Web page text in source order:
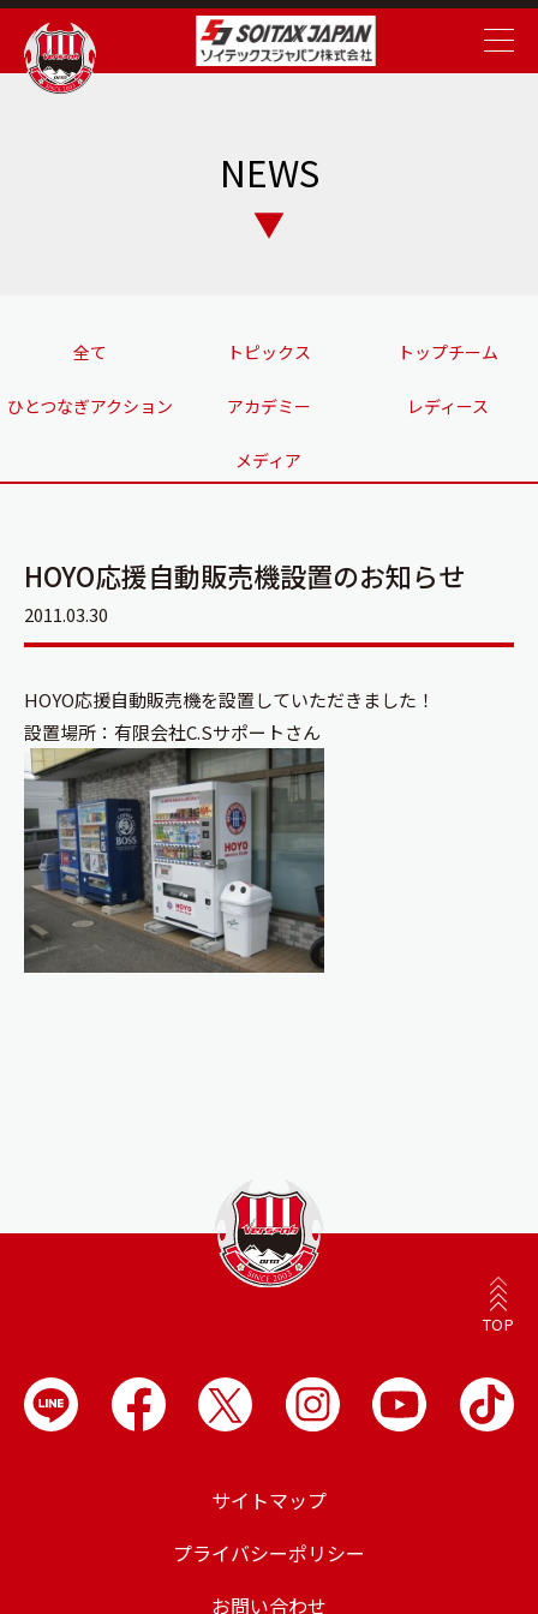
NEWS
全て トピックス トップチーム
ひとつなぎアクション アカデミー レディース
メディア
HOYO応援自動販売機設置のお知らせ
2011.03.30
HOYO応援自動販売機を設置していただきました！
設置場所：有限会社C.Sサポートさん
TOP
サイトマップ
プライバシーポリシー
お問い合わせ